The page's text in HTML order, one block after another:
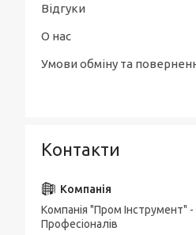
Відгуки
О нас
Умови обміну та
Контакти
Компанія "Пром Інструмент"
Професіоналів